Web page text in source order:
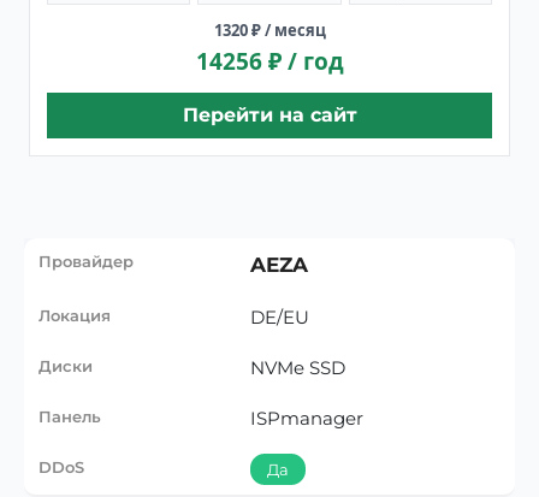
1320 ₽ / месяц
14256 ₽ / год
Перейти на сайт
AEZA
DE/EU
NVMe SSD
ISPmanager
Да